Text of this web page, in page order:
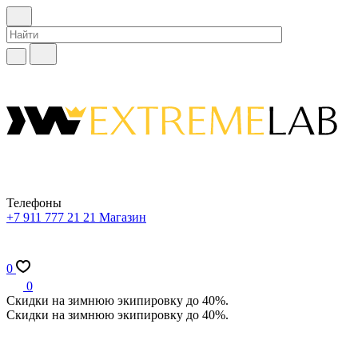
Телефоны
+7 911 777 21 21 Магазин
0
0
Скидки на зимнюю экипировку до 40%.
Скидки на зимнюю экипировку до 40%.